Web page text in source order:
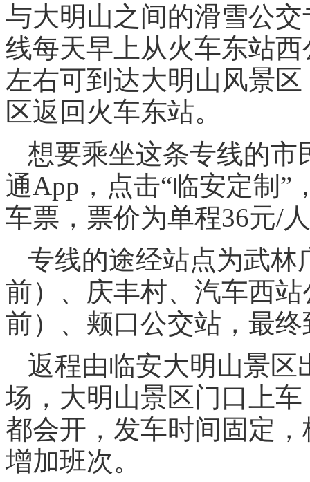
与大明山之间的滑雪公
线每天早上从火车东站
左右可到达大明山风景
区返回火车东站。
想要乘坐这条专线的市
通App，点击“临安定制”
车票，票价为单程36元/
专线的途经站点为武林
前）、庆丰村、汽车西
前）、颊口公交站，最
返程由临安大明山景区
场，大明山景区门口上
都会开，发车时间固定
增加班次。